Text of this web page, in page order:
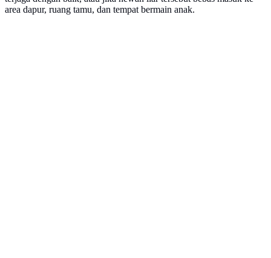
area dapur, ruang tamu, dan tempat bermain anak.